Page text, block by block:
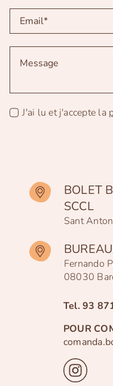
J'ai lu et j'accepte la
BOLET
SCCL
Sant
Fernando
08030
Tel.93
POUR